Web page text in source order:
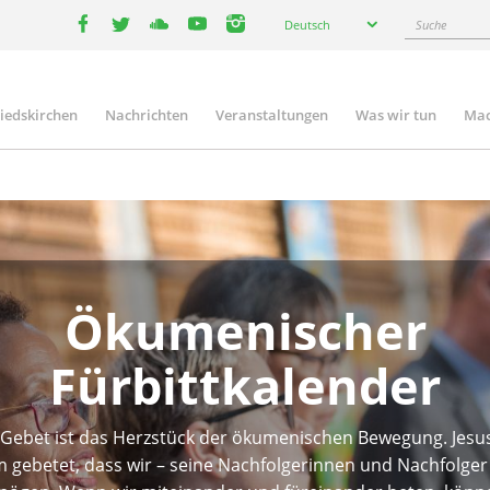
Deutsch Suche
Nachrichten Veranstaltungen Was wir tun
Ökumenischer
Fürbittkalender
ist das Herzstück der ökumenischen Bewegung.
gebetet, dass wir – seine Nachfolgerinnen und Nachfolger